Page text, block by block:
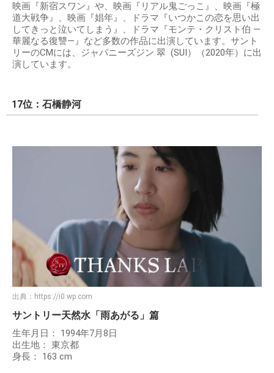
映画『新宿スワン』や、映画『リアル鬼ごっこ』、映画『極
道大戦争』、映画『娼年』、ドラマ『いつかこの恋を思い出
してきっと泣いてしまう』、ドラマ『モンテ・クリスト伯 ―
華麗なる復讐―』など多数の作品に出演しています。サント
リーのCMには、ジャパニーズジン 翠 (SUI）（2020年）に出
演しています。
17位：石橋静河
出典： https://i0.wp.com
サントリー天然水「雨あがる」篇
生年月日： 1994年7月8日
出生地： 東京都
身長： 163 cm